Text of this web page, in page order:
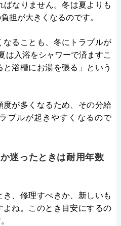
なりません。冬は夏よりも
担が大きくなるのです。
なることも、冬にトラブルが
は入浴をシャワーで済ますこ
浴槽にお湯を張る」という
が多くなるため、その分給
ブルが起きやすくなるので
迷ったときは耐用年数
、修理すべきか、新しいも
ね。このとき目安にするの